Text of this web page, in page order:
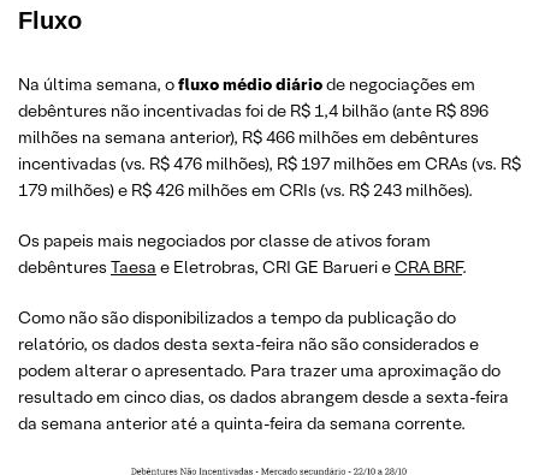
Fluxo
Na última semana, ofluxo médio diáriode negociações em
debêntures não incentivadas foi de R$ 1,4 bilhão (ante R$ 896
milhões na semana anterior), R$ 466 milhões em debêntures
incentivadas (vs. R$ 476 milhões), R$ 197 milhões em CRAs (vs. R$
179 milhões) e R$ 426 milhões em CRIs (vs. R$ 243 milhões).
Os papeis mais negociados por classe de ativos foram
debêntures Taesa e Eletrobras, CRI GE Barueri eCRA BRF.
Como não são disponibilizados a tempo da publicação do
relatório, os dados desta sexta-feira não são considerados e
podem alterar o apresentado. Para trazer uma aproximação do
resultado em cinco dias, os dados abrangem desde a sexta-feira
da semana anterior até a quinta-feira da semana corrente.